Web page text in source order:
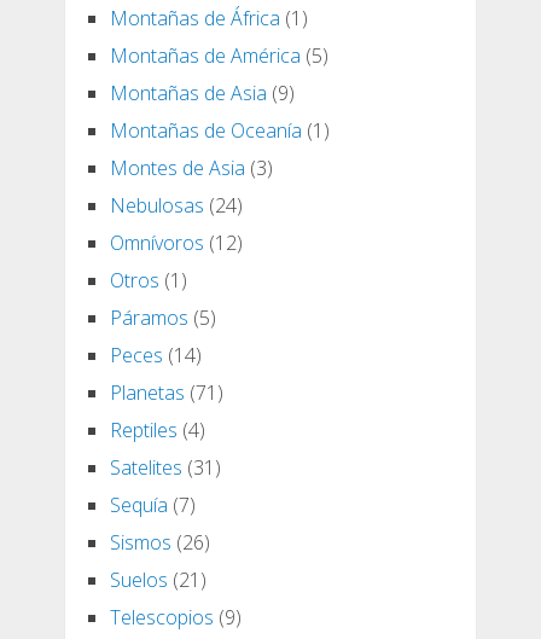
Montañas de África (1)
Montañas de América (5)
Montañas de Asia (9)
Montañas de Oceanía (1)
Montes de Asia (3)
Nebulosas (24)
Omnívoros (12)
Otros (1)
Páramos (5)
Peces (14)
Planetas (71)
Reptiles (4)
Satelites (31)
Sequía (7)
Sismos (26)
Suelos (21)
Telescopios (9)